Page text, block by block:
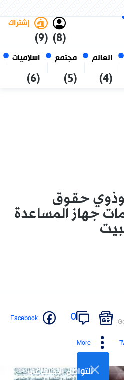
العالم
(4)
مجتمع
(5)
اسلاميات
(6)
(8)
إشتراك
(9)
الجزائر
وذوي حقوق
جهاز المساعدة
0
Facebook
More
التواصل الاجتماعي